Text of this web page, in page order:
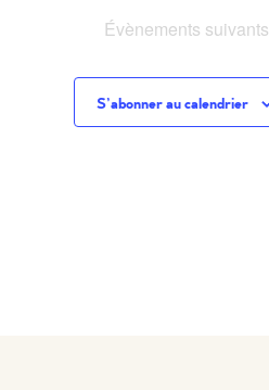
Évènements suivants
S’abonner au calendrier